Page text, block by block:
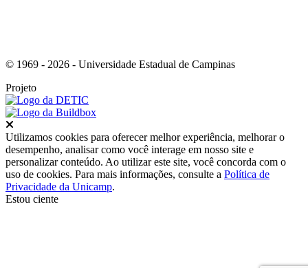
© 1969 - 2026 - Universidade Estadual de Campinas
Projeto
Utilizamos cookies para oferecer melhor experiência, melhorar o
desempenho, analisar como você interage em nosso site e
personalizar conteúdo. Ao utilizar este site, você concorda com o
uso de cookies. Para mais informações, consulte a Política de
Privacidade da Unicamp.
Estou ciente